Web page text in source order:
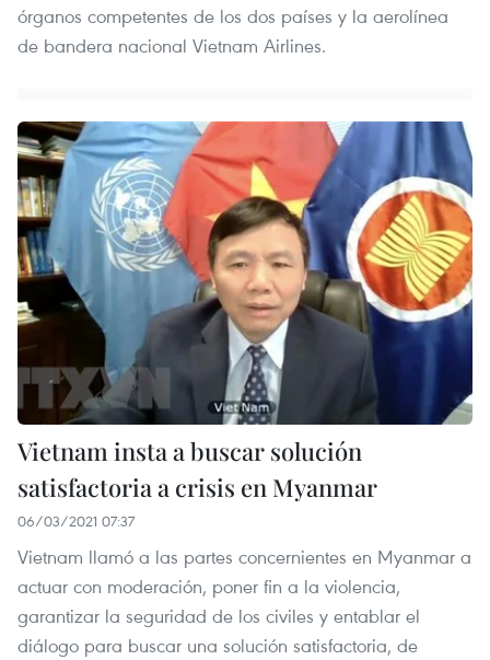
órganos competentes de los dos países y la aerolínea
de bandera nacional Vietnam Airlines.
Vietnam insta a buscar solución
satisfactoria a crisis en Myanmar
06/03/2021 07:37
Vietnam llamó a las partes concernientes en Myanmar a
actuar con moderación, poner fin a la violencia,
garantizar la seguridad de los civiles y entablar el
diálogo para buscar una solución satisfactoria, de